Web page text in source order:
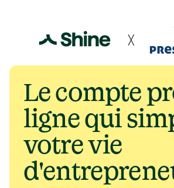
╳
Le compte
ligne qui
votre vie